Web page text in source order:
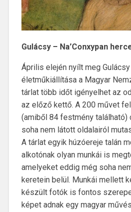
Gulácsy – Na’Conxypan
Április elején nyílt meg
életműkiállítása a Magyar
tárlat több időt igényelhet az
az előző kettő. A 200 művet
(amiből 84 festmény található)
soha nem látott oldalairól
A tárlat egyik húzóereje talán
alkotónak olyan munkái is
amelyeket eddig még soha
keretein belül. Munkái mellett
készült fotók is fontos
képet adnak egy magyar